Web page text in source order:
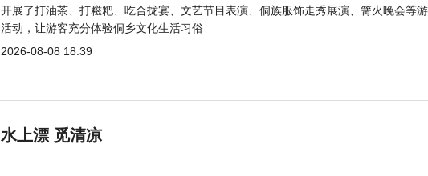
开展了打油茶、打糍粑、吃合拢宴、文艺节目表演、侗族服饰走秀展演、篝火晚会等
活动，让游客充分体验侗乡文化生活习俗
2026-08-08 18:39
水上漂 觅清凉